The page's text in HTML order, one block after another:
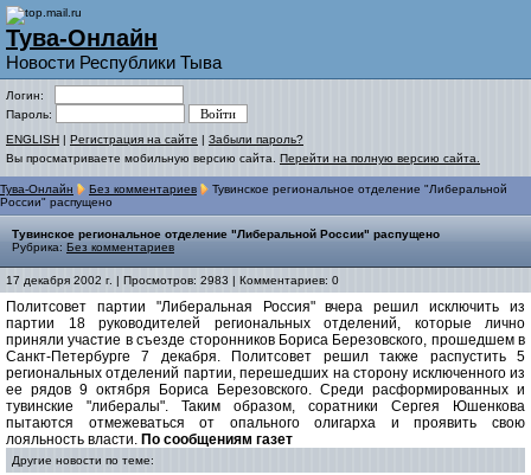
Тува-Онлайн
Новости Республики Тыва
Логин:
Пароль:
ENGLISH | Регистрация на сайте | Забыли пароль?
Вы просматриваете мобильную версию сайта. Перейти на полную версию сайта.
Тува-Онлайн Без комментариев
Тувинское региональное отделение "Либеральной
России" распущено
Тувинское региональное отделение "Либеральной России" распущено
Рубрика: Без комментариев
17 декабря 2002 г. | Просмотров: 2983 | Комментариев: 0
Политсовет партии "Либеральная Россия" вчера решил исключить из
партии 18 руководителей региональных отделений, которые лично
приняли участие в съезде сторонников Бориса Березовского, прошедшем в
Санкт-Петербурге 7 декабря. Политсовет решил также распустить 5
региональных отделений партии, перешедших на сторону исключенного из
ее рядов 9 октября Бориса Березовского. Среди расформированных и
тувинские "либералы". Таким образом, соратники Сергея Юшенкова
пытаются отмежеваться от опального олигарха и проявить свою
лояльность власти. По сообщениям газет
Другие новости по теме: